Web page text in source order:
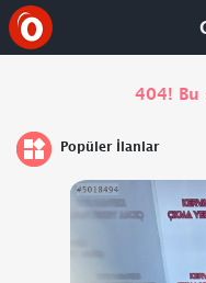
404! Bu
Popüler İlanlar